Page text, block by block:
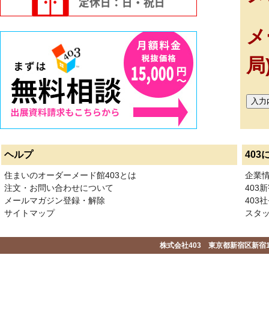
ヘルプ 403
住まいのオーダーメード館403とは
注文・お問い合わせについて
メールマガジン登録・解除
サイトマップ
企業
403
403
スタ
株式会社403 東京都新宿区新